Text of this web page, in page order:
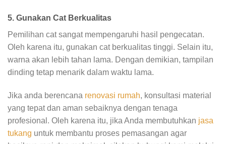
5. Gunakan Cat Berkualitas
Pemilihan cat sangat mempengaruhi hasil pengecatan.
Oleh karena itu, gunakan cat berkualitas tinggi. Selain itu,
warna akan lebih tahan lama. Dengan demikian, tampilan
dinding tetap menarik dalam waktu lama.
Jika anda berencana renovasi rumah, konsultasi material
yang tepat dan aman sebaiknya dengan tenaga
profesional. Oleh karena itu, jika Anda membutuhkan jasa
tukang untuk membantu proses pemasangan agar